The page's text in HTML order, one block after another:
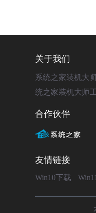
关于我们
系统之家装机大
统之家装机大师
合作伙伴
友情链接
Win10下载